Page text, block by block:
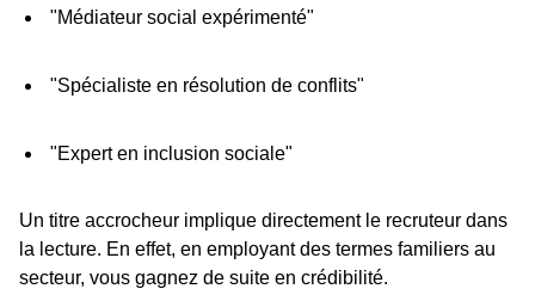
"Médiateur social expérimenté"
"Spécialiste en résolution de conflits"
"Expert en inclusion sociale"
Un titre accrocheur implique directement le recruteur dans
la lecture. En effet, en employant des termes familiers au
secteur, vous gagnez de suite en crédibilité.